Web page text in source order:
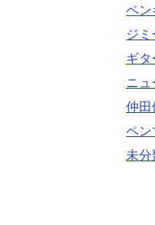
ペン
ジ
ギタ
ニュ
仲田
ペン
未分